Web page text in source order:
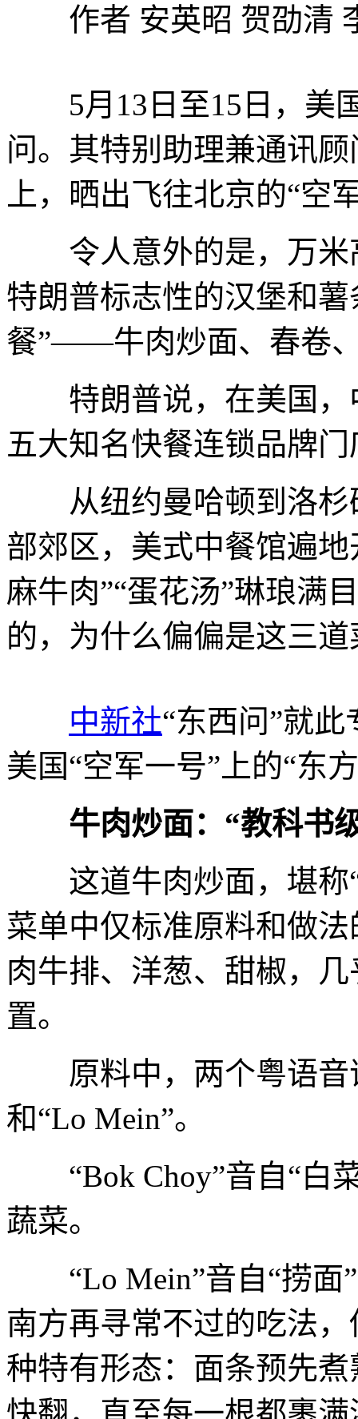
作者 安英昭 贺劭清
5月13日至15日，美
问。其特别助理兼通讯
上，晒出飞往北京的“空
令人意外的是，万米
特朗普标志性的汉堡和
餐”——牛肉炒面、春卷
特朗普说，在美国，
五大知名快餐连锁品牌
从纽约曼哈顿到洛杉
部郊区，美式中餐馆遍
麻牛肉”“蛋花汤”琳琅满
的，为什么偏偏是这三道
中新社“东西问”就
美国“空军一号”上的“东
牛肉炒面：“教科书
这道牛肉炒面，堪称
菜单中仅标准原料和做
肉牛排、洋葱、甜椒，
置。
原料中，两个粤语音
和“Lo Mein”。
“Bok Choy”音自“白
蔬菜。
“Lo Mein”音自“捞面”
南方再寻常不过的吃法
种特有形态：面条预先